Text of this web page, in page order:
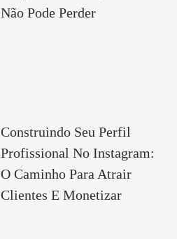
Não Pode Perder
Construindo Seu Perfil
Profissional No Instagram:
O Caminho Para Atrair
Clientes E Monetizar